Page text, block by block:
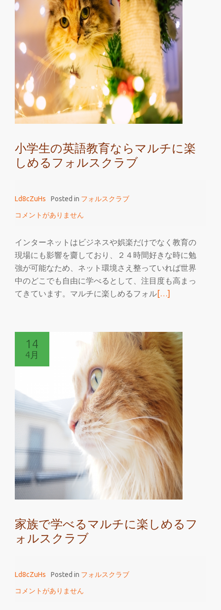
チ
に
楽
し
め
フ
ォ
ル
ス
ラ
な
が
英
語
る
小学生の英語教育ならマルチに楽
しめるフォルスクラブ
Ld8cZuHs Posted in フォルスクラブ
コメントがありません
インターネットはビジネスや娯楽だけでなく教育の
現場にも影響を齎しており、２４時間好きな時に勉
強が可能なため、ネット環境さえ整っていれば世界
中のどこでも自由に学べるとして、注目度も高まっ
てきています。マルチに楽しめるフォル続
読
む
小
学
生
の
英
語
教
育
な
ら
マ
ル
に
[…]
14
4月
家族で学べるマルチに楽しめるフ
ォルスクラブ
Ld8cZuHs Posted in フォルスクラブ
コメントがありません